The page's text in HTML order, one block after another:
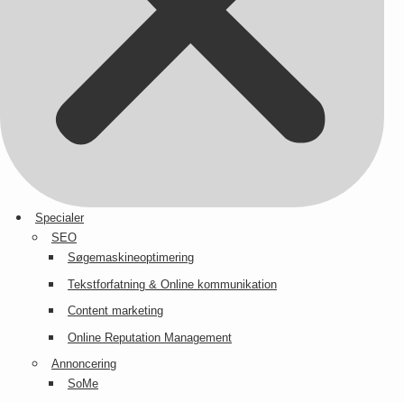
Specialer
SEO
Søgemaskineoptimering
Tekstforfatning & Online kommunikation
Content marketing
Online Reputation Management
Annoncering
SoMe